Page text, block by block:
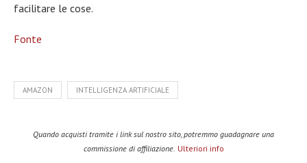
facilitare le cose.
Fonte
AMAZON INTELLIGENZA ARTIFICIALE
Quando acquisti tramite i link sul nostro sito, potremmo guadagnare una
commissione di affiliazione. Ulteriori info